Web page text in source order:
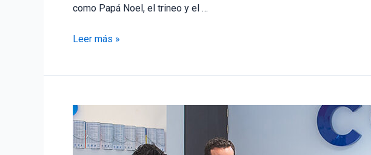
como Papá Noel, el trineo y el …
Leer más »